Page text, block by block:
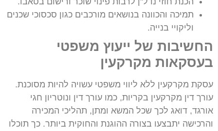
תמיכה והכוונה בנושאים מורכבים כגון סכסוכי שכנים
וליקויי בנייה.
החשיבות של ייעוץ משפטי
בעסקאות מקרקעין
עסקת מקרקעין ללא ליווי משפטי עשויה להיות מסוכנת.
עורך דין מקרקעין בקריות, כמו עורך דין ונוטריון חגי
אורגד, דואג לכך שכל המשא ומתן, תהליכי המכירה
והרכישה יתבצעו בצורה ההוגנת והחוקית ביותר. כך תוכלו